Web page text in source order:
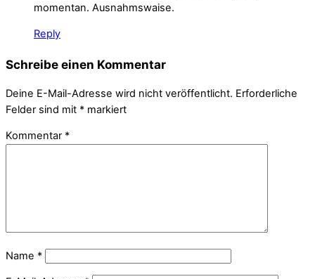
momentan. Ausnahmswaise.
Reply
Schreibe einen Kommentar
Deine E-Mail-Adresse wird nicht veröffentlicht. Erforderliche
Felder sind mit * markiert
Kommentar *
Name *